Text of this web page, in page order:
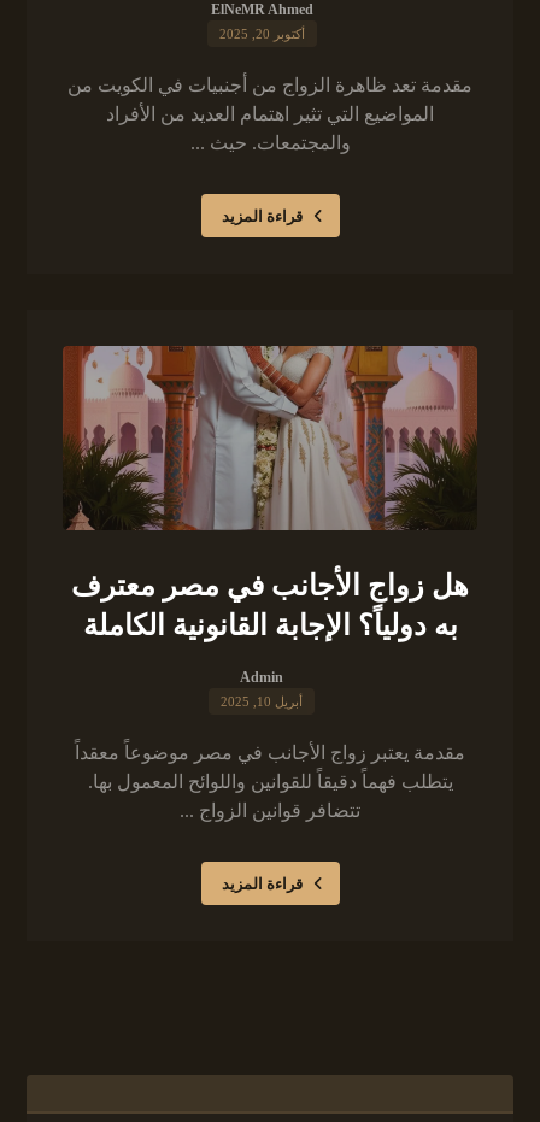
ElNeMR Ahmed
أكتوبر 20, 2025
مقدمة تعد ظاهرة الزواج من أجنبيات في الكويت من
المواضيع التي تثير اهتمام العديد من الأفراد
والمجتمعات. حيث ...
قراءة المزيد
هل زواج الأجانب في مصر معترف
به دولياً؟ الإجابة القانونية الكاملة
Admin
أبريل 10, 2025
مقدمة يعتبر زواج الأجانب في مصر موضوعاً معقداً
يتطلب فهماً دقيقاً للقوانين واللوائح المعمول بها.
تتضافر قوانين الزواج ...
قراءة المزيد